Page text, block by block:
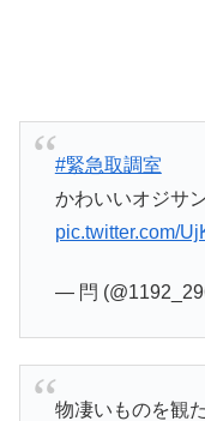
#緊急取調室
かわいいオジサ
pic.twitter.com/
— 閂
物凄いものを観た